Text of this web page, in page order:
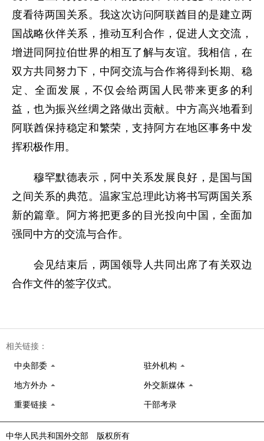
度看待两国关系。我这次访问阿联酋目的是建立两
国战略伙伴关系，推动互利合作，促进人文交流，
增进同阿拉伯世界的相互了解与友谊。我相信，在
双方共同努力下，中阿交流与合作将得到长期、稳
定、全面发展，不仅会给两国人民带来更多的利
益，也为振兴丝绸之路做出贡献。中方高兴地看到
阿联酋保持稳定和繁荣，支持阿方在地区事务中发
挥积极作用。
穆罕默德表示，阿中关系发展良好，是国与国
之间关系的典范。温家宝总理此访将书写两国关系
新的篇章。阿方将把更多的目光投向中国，全面加
强同中方的交流与合作。
会见结束后，两国领导人共同出席了有关双边
合作文件的签字仪式。
相关链接：
中央部委 驻外机构
地方外办 外交新媒体
重要链接 干部考录
中华人民共和国外交部 版权所有